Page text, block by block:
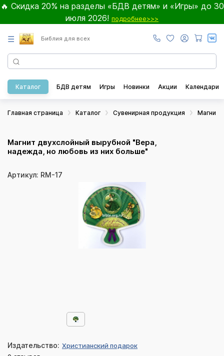
🔥 Скидка 20% на разделы «БДВ детям» и «Игры» до 30
июля 2026! подробнее>>>
☰ Библия для всех
Каталог БДВ детям Игры Новинки Акции Календари
Главная страница Каталог Сувенирная продукция Магниты
Магнит двухслойный вырубной "Вера,
надежда, но любовь из них больше"
Артикул: RM-17
Издательство: Христианский подарок